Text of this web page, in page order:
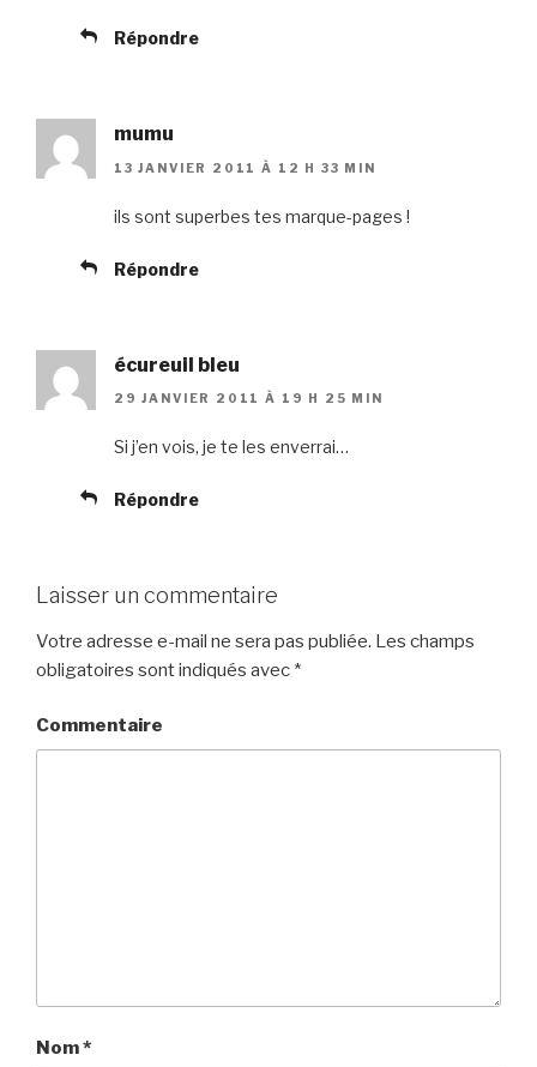
Répondre
mumu
13 JANVIER 2011 À 12 H 33 MIN
ils sont superbes tes marque-pages !
Répondre
écureuil bleu
29 JANVIER 2011 À 19 H 25 MIN
Si j’en vois, je te les enverrai…
Répondre
Laisser un commentaire
Votre adresse e-mail ne sera pas publiée. Les champs
obligatoires sont indiqués avec *
Commentaire
Nom*